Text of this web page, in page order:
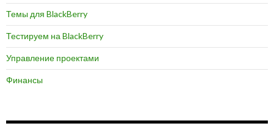
Темы для BlackBerry
Тестируем на BlackBerry
Управление проектами
Финансы